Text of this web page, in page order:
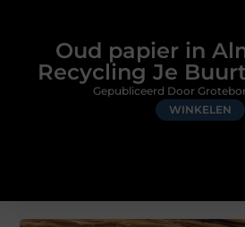
Oud papier in
Recycling Je
WINKELEN
Gepubliceerd Door